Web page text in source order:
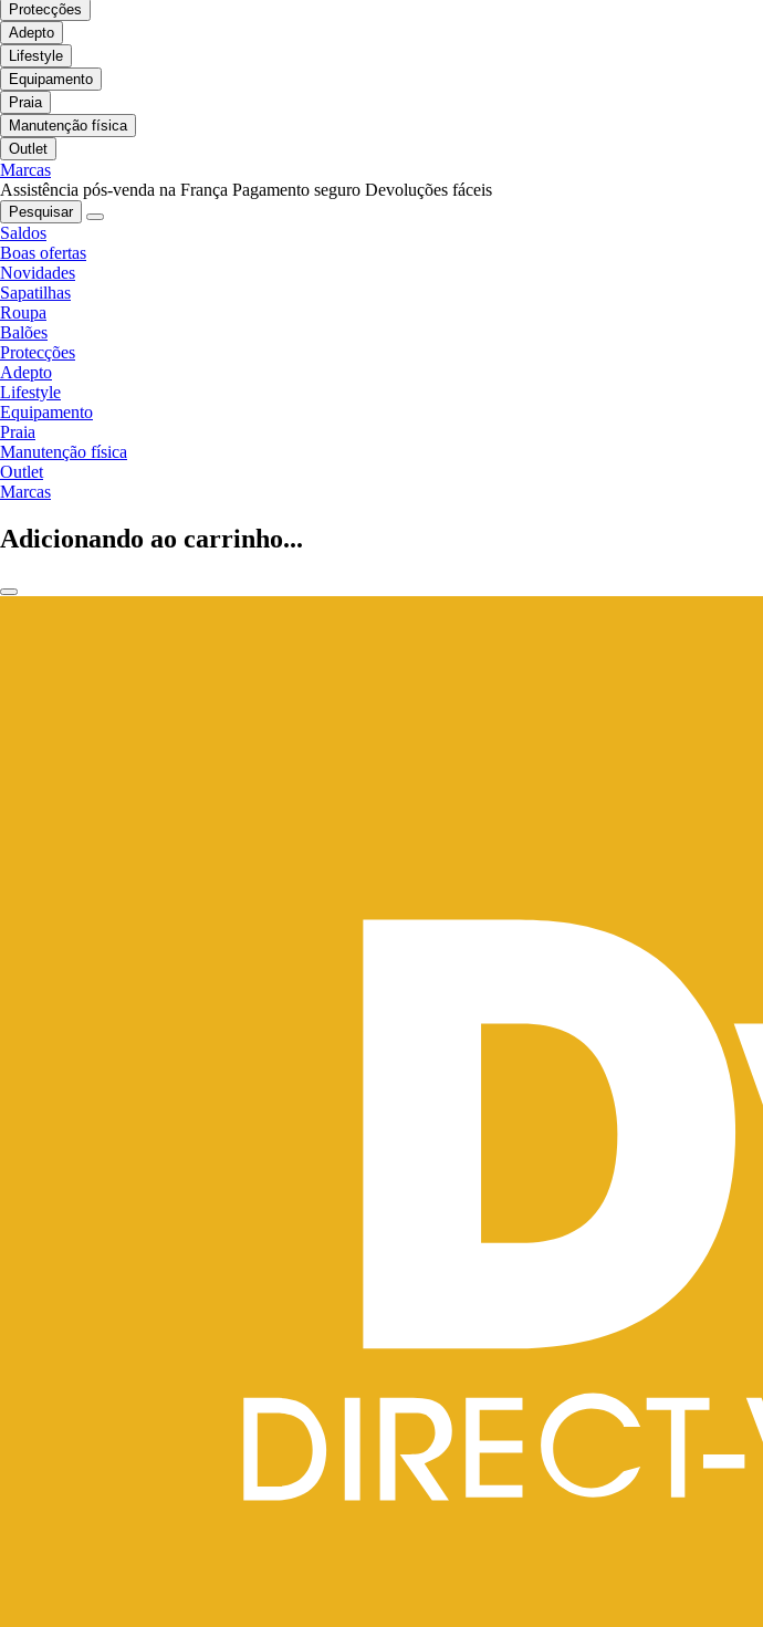
Protecções
Adepto
Lifestyle
Equipamento
Praia
Manutenção física
Outlet
Marcas
Assistência pós-venda na França Pagamento seguro Devoluções fáceis
Pesquisar
Saldos
Boas ofertas
Novidades
Sapatilhas
Roupa
Balões
Protecções
Adepto
Lifestyle
Equipamento
Praia
Manutenção física
Outlet
Marcas
Adicionando ao carrinho...